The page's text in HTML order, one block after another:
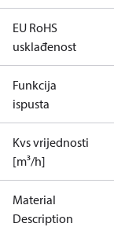
EU RoHS
usklađenost
Funkcija
ispusta
Kvs vrijednosti
[m³/h]
Material
Description